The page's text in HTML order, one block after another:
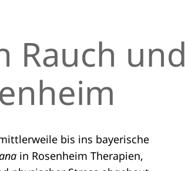
Rauch und
bis ins bayerische
in Rosenheim Therapien,